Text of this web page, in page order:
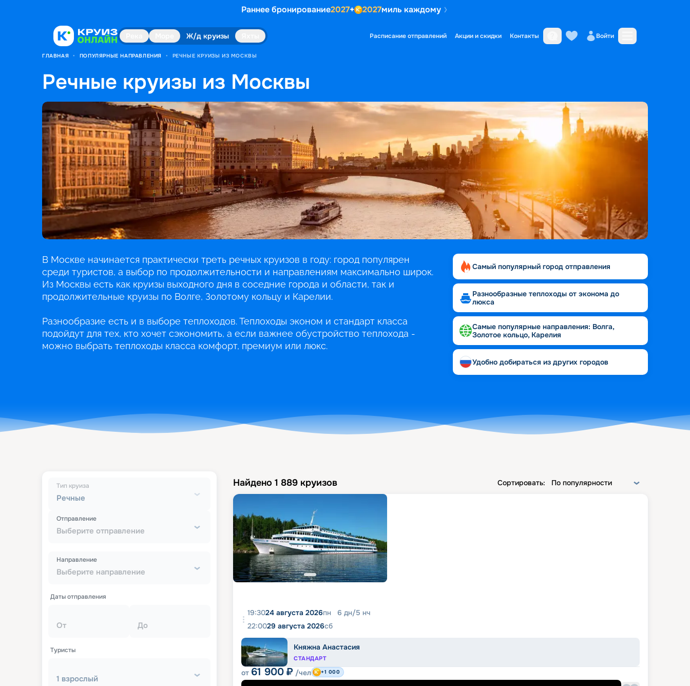
Раннее бронирование2027+ 2027миль каждому
Ж/д круизы Расписание отправлений Акции и скидки Контакты Войти
ГЛАВНАЯ • ПОПУЛЯРНЫЕ НАПРАВЛЕНИЯ • РЕЧНЫЕ КРУИЗЫ ИЗ МОСКВЫ
Речные круизы из Москвы
В Москве начинается практически треть речных круизов в году: город популярен
среди туристов, а выбор по продолжительности и направлениям максимально широк.
Из Москвы есть как круизы выходного дня в соседние города и области, так и
продолжительные круизы по Волге, Золотому кольцу и Карелии.
Разнообразие есть и в выборе теплоходов. Теплоходы эконом и стандарт класса
подойдут для тех, кто хочет сэкономить, а если важнее обустройство теплохода -
можно выбрать теплоходы класса комфорт, премиум или люкс.
Самый популярный город отправления
Разнообразные теплоходы от эконома до
люкса
Самые популярные направления: Волга,
Золотое кольцо, Карелия
Удобно добираться из других городов
Речные
Тип круиза
Выберите отправление
Отправление
Выберите направление
Направление
Даты отправления
От До
Туристы
1 взрослый
Найдено 1 889 круизов Сортировать: По популярности
19:3024 августа 2026пн 6 дн/5 нч
22:0029 августа 2026сб
Княжна Анастасия
СТАНДАРТ
от 61 900 ₽ /чел +1 000